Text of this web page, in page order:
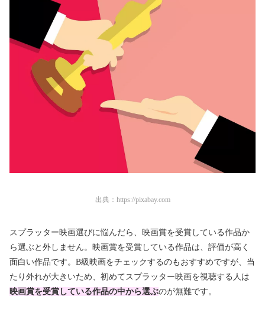
出典： https://pixabay.com
スプラッター映画選びに悩んだら、映画賞を受賞している作品か
ら選ぶと外しません。映画賞を受賞している作品は、評価が高く
面白い作品です。B級映画をチェックするのもおすすめですが、当
たり外れが大きいため、初めてスプラッター映画を視聴する人は
映画賞を受賞している作品の中から選ぶのが無難です。